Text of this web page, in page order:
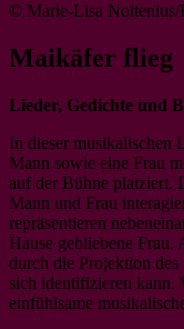
© Marie-Lisa
Maikäfer flieg
Lieder, Gedichte und
In dieser musikalischen
Mann sowie eine Frau
auf der Bühne platziert.
Mann und Frau
repräsentieren
Hause gebliebene
durch die Projektion des
sich identifizieren kann.
einfühlsame